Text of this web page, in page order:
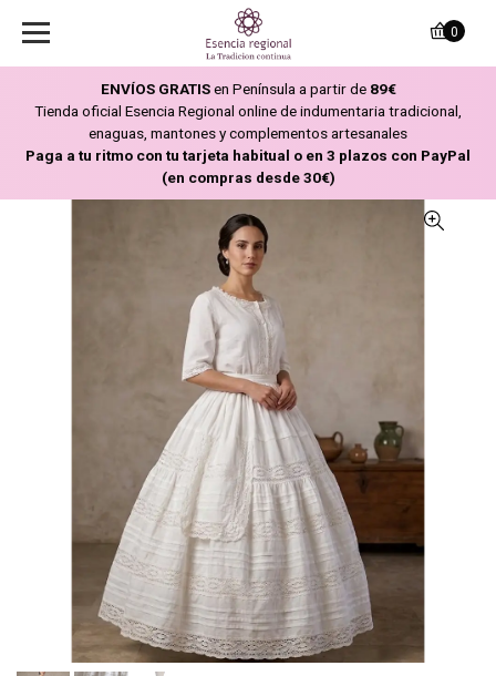
ENVÍOS GRATISen Península a partir de 89€
Tienda oficial Esencia Regional online de indumentaria tradicional,
enaguas, mantones y complementos artesanales
Paga a tu ritmo con tu tarjeta habitual o en 3 plazos con PayPal
(en compras desde 30€)
0